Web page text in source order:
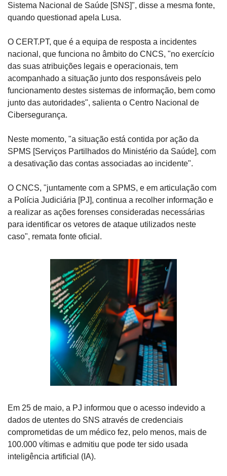
Sistema Nacional de Saúde [SNS]", disse a mesma fonte,
quando questionad apela Lusa.
O CERT.PT, que é a equipa de resposta a incidentes
nacional, que funciona no âmbito do CNCS, "no exercício
das suas atribuições legais e operacionais, tem
acompanhado a situação junto dos responsáveis pelo
funcionamento destes sistemas de informação, bem como
junto das autoridades", salienta o Centro Nacional de
Cibersegurança.
Neste momento, "a situação está contida por ação da
SPMS [Serviços Partilhados do Ministério da Saúde], com
a desativação das contas associadas ao incidente".
O CNCS, "juntamente com a SPMS, e em articulação com
a Polícia Judiciária [PJ], continua a recolher informação e
a realizar as ações forenses consideradas necessárias
para identificar os vetores de ataque utilizados neste
caso", remata fonte oficial.
Em 25 de maio, a PJ informou que o acesso indevido a
dados de utentes do SNS através de credenciais
comprometidas de um médico fez, pelo menos, mais de
100.000 vítimas e admitiu que pode ter sido usada
inteligência artificial (IA).